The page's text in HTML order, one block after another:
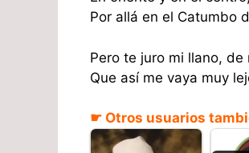
Por allá en el Catumbo
Pero te juro mi llano,
Que así me vaya muy
☛ Otros usuarios